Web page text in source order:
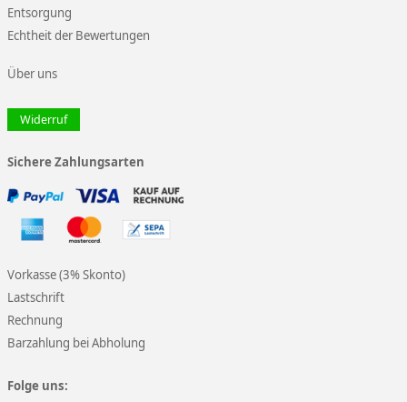
Entsorgung
Echtheit der Bewertungen
Über uns
Widerruf
Sichere Zahlungsarten
Vorkasse (3% Skonto)
Lastschrift
Rechnung
Barzahlung bei Abholung
Folge uns: